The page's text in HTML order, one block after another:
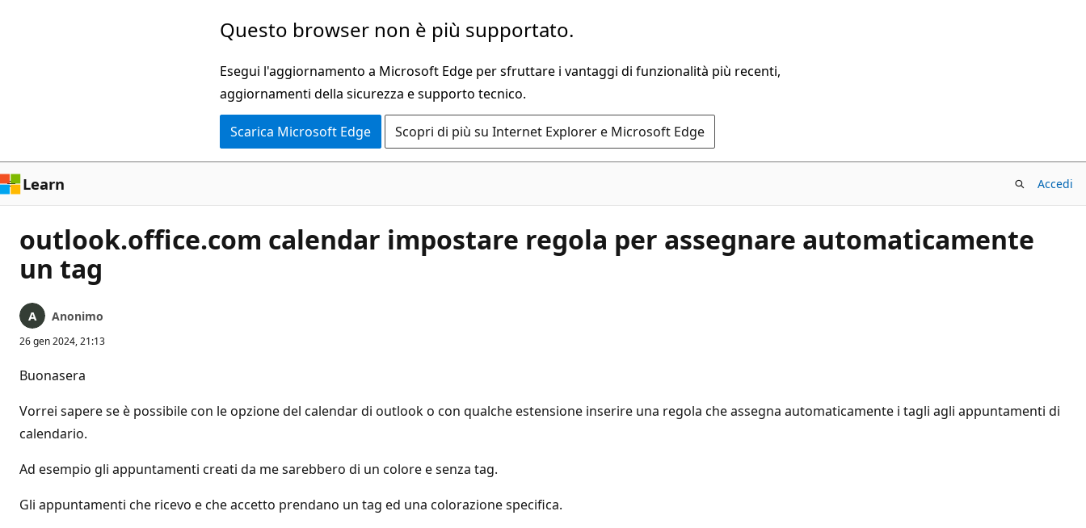
Questo browser non è più supportato.
Esegui l'aggiornamento a Microsoft Edge per sfruttare i vantaggi di funzionalità più recenti,
aggiornamenti della sicurezza e supporto tecnico.
Scarica Microsoft Edge Scopri di più su Internet Explorer e Microsoft Edge
Learn Accedi
outlook.office.com calendar impostare regola per assegnare automaticamente
un tag
Anonimo
26 gen 2024, 21:13
Buonasera
Vorrei sapere se è possibile con le opzione del calendar di outlook o con qualche estensione inserire una regola che assegna automaticamente i tagli agli appuntamenti di
calendario.
Ad esempio gli appuntamenti creati da me sarebbero di un colore e senza tag.
Gli appuntamenti che ricevo e che accetto prendano un tag ed una colorazione specifica.